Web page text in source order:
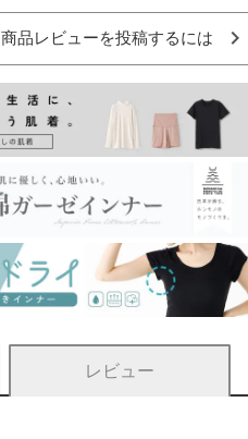
商品レビューを投稿するには
レビュー